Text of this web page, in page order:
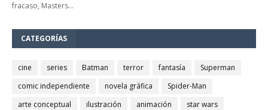
fracaso, Masters…
CATEGORÍAS
cine series Batman terror fantasía
Superman
comic independiente
novela gráfica
Spider-Man
arte conceptual
ilustración animación
star wars